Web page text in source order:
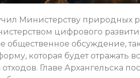
Министерству природных
цифрового
общественное обсуждение,
которая будет отражать
Главе Архангельска